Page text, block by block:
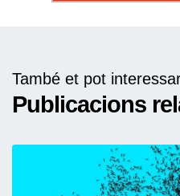
També et pot
Publicacions